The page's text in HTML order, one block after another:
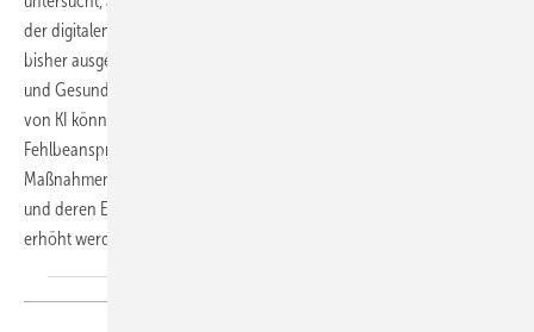
der digitalen Transformation einhergehen, und Einschätzungen zu
bisher ausgebliebenen oder auch ergriffenen Maßnahmen im Arbeits-
und Gesundheitsschutz vorliegen. Durch den zunehmenden Einsatz
von KI können sich insbesondere die psychischen
Fehlbeanspruchungen verschärfen. Quantität und Qualität der
Maßnahmen müssen sich verbessern und der Einfluss auf die Technik
und deren Einführung in den Betrieben muss für die Beschäftigten
erhöhtwerden.